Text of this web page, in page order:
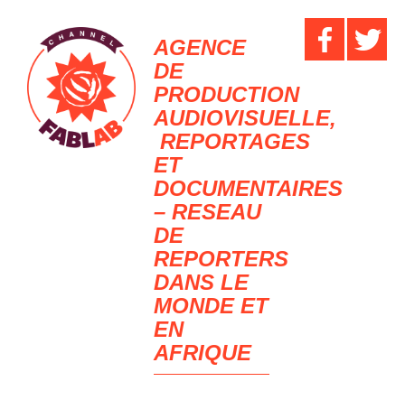
AGENCE
DE
PRODUCTION
AUDIOVISUELLE,
REPORTAGES
ET
DOCUMENTAIRES
– RESEAU
DE
REPORTERS
DANS LE
MONDE ET
EN
AFRIQUE